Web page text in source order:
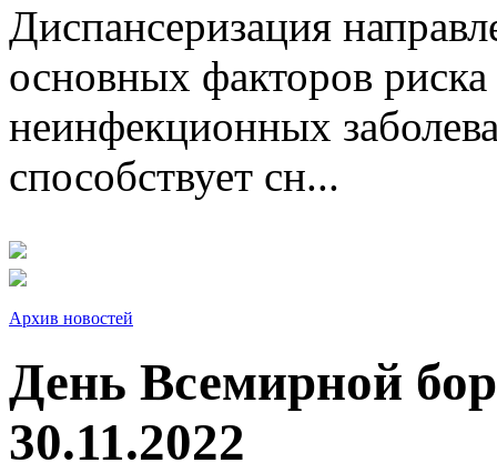
Диспансеризация
основных факторов
неинфекционных
способствует сн...
Архив новостей
День Всемирной
30.11.2022